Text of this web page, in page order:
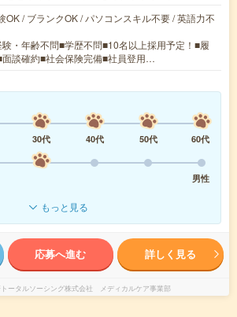
OK / ブランクOK / パソコンスキル不要 / 英語力不
・年齢不問■学歴不問■10名以上採用予定！■履
面談確約■社会保険完備■社員登用…
30代 40代 50代
60代
男性
もっと見る
応募へ進む 詳しく見る
トータルソーシング株式会社 メディカルケア事業部